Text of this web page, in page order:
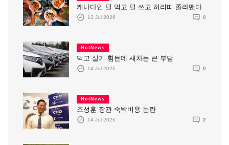
캐나다인 덜 먹고 덜 쓰고 허리띠 졸라맨다
13 Jul 2026 0
HotNews
먹고 살기 힘든데 새차는 큰 부담
14 Jul 2026 0
HotNews
조성훈 장관 숙박비용 논란
14 Jul 2026 2